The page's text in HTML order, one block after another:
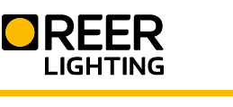
Skip
to
content